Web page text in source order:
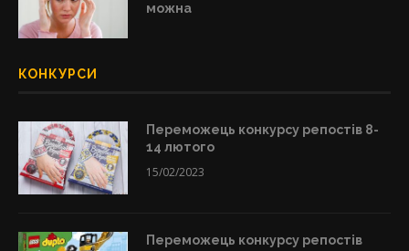
можна
КОНКУРСИ
Переможець конкурсу репостів 8-
14 лютого
15/02/2023
Переможець конкурсу репостів